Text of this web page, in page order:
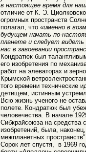
в настоящее время для
отличие от К. Э.
огромных пространств
полагал, что «именно в
будущем начать по-
планете и следует видеть
нас в завоевании
Кондратюк был
его изобретения по
работ на элеваторах и
Крымской
того времени технические
детищем, истинным
Всю жизнь ученого не
полете. Кондратюк был
человечества. В начале
Сибкрайсоюза на средства
изобретений, была,
межпланетных
Сорок лет спустя, в 1969